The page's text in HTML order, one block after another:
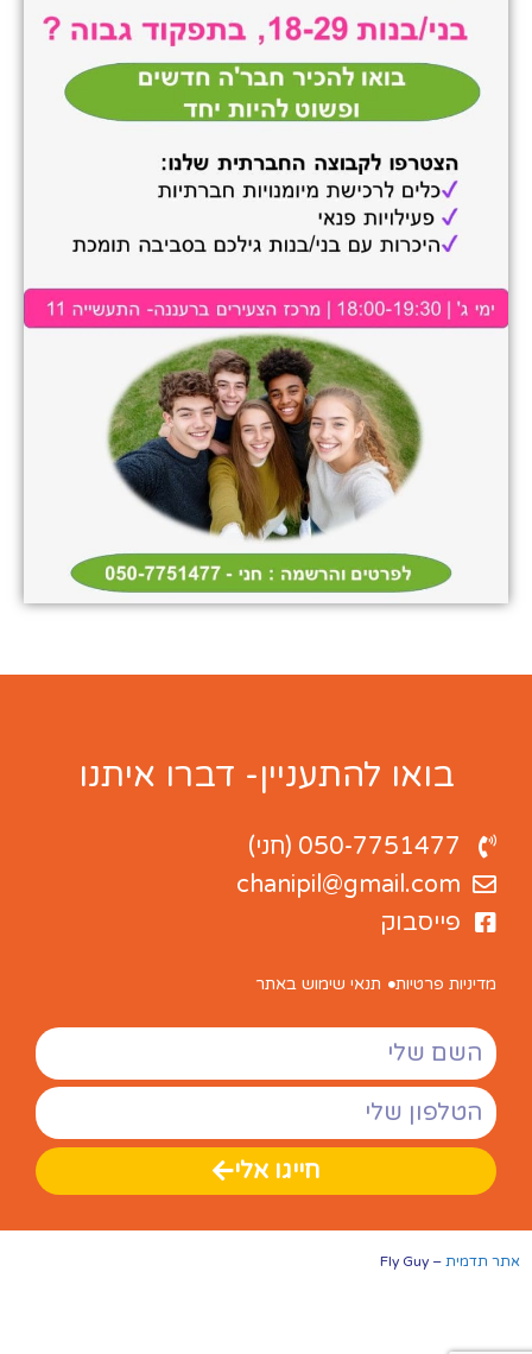
בואו להתעניין- דברו איתנו
050-7751477 (חני)
chanipil@gmail.com
פייסבוק
מדיניות פרטיות תנאי שימוש באתר
חייגו אלי
אתר תדמית – Fly Guy